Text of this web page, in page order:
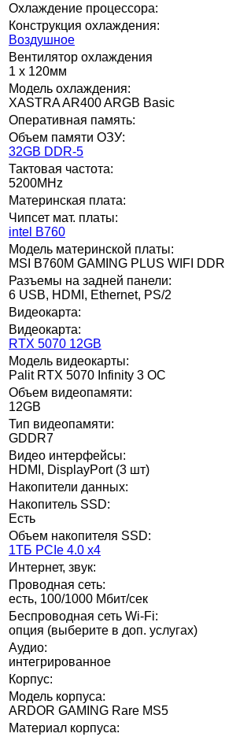
Охлаждение процессора:
Конструкция охлаждения:
Воздушное
Вентилятор охлаждения
1 x 120мм
Модель охлаждения:
XASTRA AR400 ARGB Basic
Оперативная память:
Объем памяти ОЗУ:
32GB DDR-5
Тактовая частота:
5200MHz
Материнская плата:
Чипсет мат. платы:
intel B760
Модель материнской платы:
MSI B760M GAMING PLUS WIFI
Разъемы на задней панели:
6 USB, HDMI, Ethernet, PS/2
Видеокарта:
Видеокарта:
RTX 5070 12GB
Модель видеокарты:
Palit RTX 5070 Infinity 3 OC
Объем видеопамяти:
12GB
Тип видеопамяти:
GDDR7
Видео интерфейсы:
HDMI, DisplayPort (3 шт)
Накопители данных:
Накопитель SSD:
Есть
Объем накопителя SSD:
1ТБ PCIe 4.0 x4
Интернет, звук:
Проводная сеть:
есть, 100/1000 Мбит/сек
Беспроводная сеть Wi-Fi:
опция (выберите в доп. услугах)
Аудио:
интегрированное
Корпус:
Модель корпуса:
ARDOR GAMING Rare MS5
Материал корпуса: